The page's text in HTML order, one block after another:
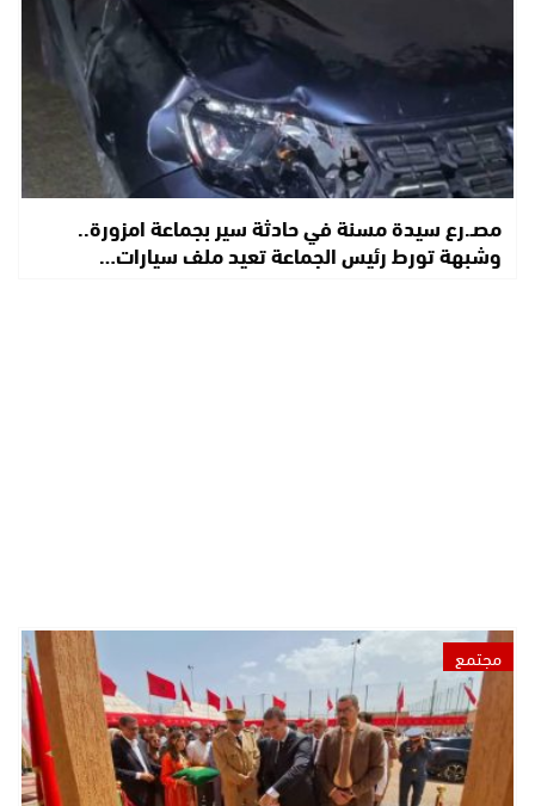
مصـ.رع سيدة مسنة في حادثة سير بجماعة امزورة..
وشبهة تورط رئيس الجماعة تعيد ملف سيارات…
مجتمع